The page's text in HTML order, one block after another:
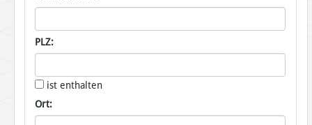
PLZ:
ist enthalten
Ort: